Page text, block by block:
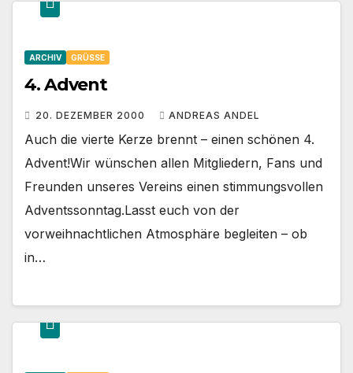
ARCHIV GRÜSSE
4. Advent
20. DEZEMBER 2000 ANDREAS ANDEL
Auch die vierte Kerze brennt – einen schönen 4.
Advent!Wir wünschen allen Mitgliedern, Fans und
Freunden unseres Vereins einen stimmungsvollen
Adventssonntag.Lasst euch von der
vorweihnachtlichen Atmosphäre begleiten – ob
in…